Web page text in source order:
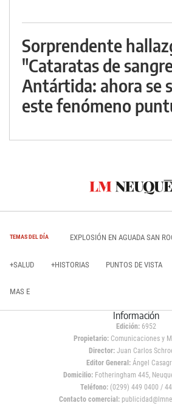
Sorprendente
"Cataratas de
Antártida: ahora se
este fenómeno
TEMAS DEL DÍA EXPLOSIÓN EN AGUADA SAN
+SALUD +HISTORIAS PUNTOS DE VISTA
MAS E
Información
Edición: 6952
Propietario:Comunicaciones y
Director: Juan Carlos
Editor General:Ángel
Domicilio:Fotheringham 445,
Teléfono: (0299) 449 0400 /
Contacto comercial: